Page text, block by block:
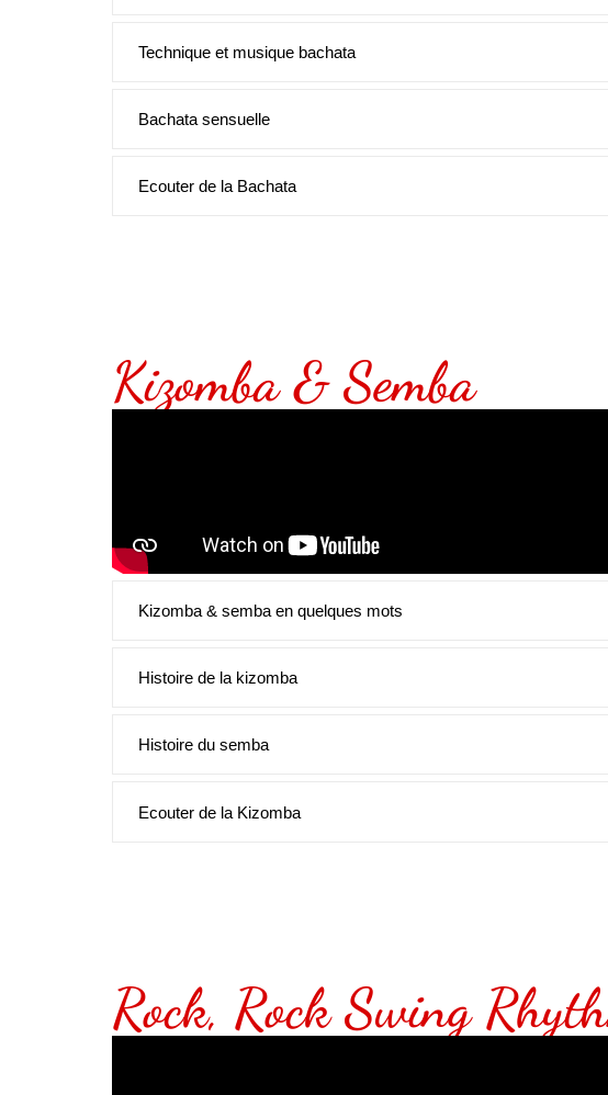
Technique et musique bachata
Bachata sensuelle
Ecouter de la Bachata
Kizomba & Semba
Kizomba & semba en quelques mots
Histoire de la kizomba
Histoire du semba
Ecouter de la Kizomba
Rock, Rock Swing